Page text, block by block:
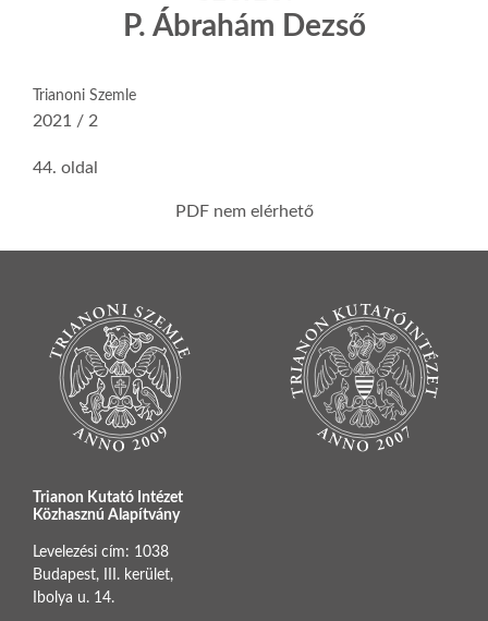
P. Ábrahám Dezső
Trianoni Szemle
2021 / 2
44. oldal
PDF nem elérhető
Trianon Kutató Intézet
Közhasznú Alapítvány
Levelezési cím: 1038
Budapest, III. kerület,
Ibolya u. 14.